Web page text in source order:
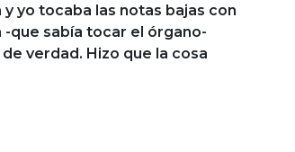
yo tocaba las notas bajas con
que sabía tocar el órgano-
verdad. Hizo que la cosa